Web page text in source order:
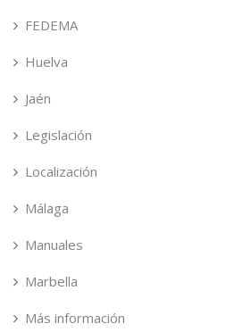
FEDEMA
Huelva
Jaén
Legislación
Localización
Málaga
Manuales
Marbella
Más información